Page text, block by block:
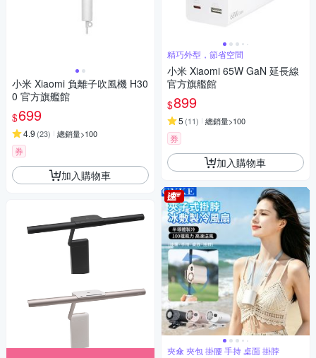
小米 Xiaomi 負離子吹風機 H30
0 官方旗艦館
$699
4.9 (23) 總銷量>100
券
加入購物車
精巧外型，節省空間
小米 Xiaomi 65W GaN 延長線
官方旗艦館
$899
5 (11) 總銷量>100
券
加入購物車
夾傘 夾包 掛腰 手持 桌面 掛脖